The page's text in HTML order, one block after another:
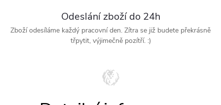
Odeslání zboží do 24h
Zboží odesíláme každý pracovní den. Zítra se již budete překrásně
třpytit, výjimečně pozítří. :)